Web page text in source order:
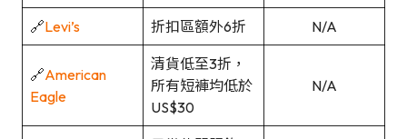
🔗Levi’s 折扣區額外6折 N/A
🔗American
Eagle
清貨低至3折，
所有短褲均低於
US$30
N/A